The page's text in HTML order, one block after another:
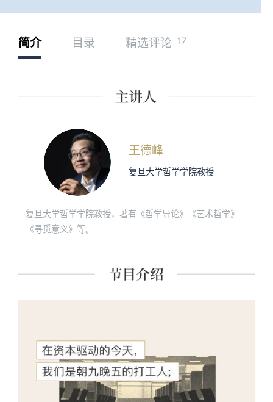
简介 目录 精选评论 17
王德峰
复旦大学哲学学院教授
复旦大学哲学学院教授，著有《哲学导论》《艺术哲学》
《寻觅意义》等。